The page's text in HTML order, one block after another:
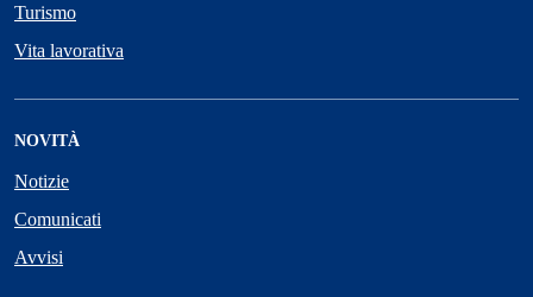
Turismo
Vita lavorativa
NOVITÀ
Notizie
Comunicati
Avvisi